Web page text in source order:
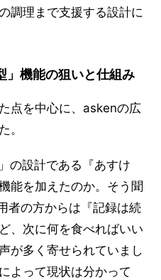
調理まで支援する設計に
」機能の狙いと仕組み
点を中心に、askenの広
。
の設計である『あすけ
能を加えたのか。そう聞
者の方からは『記録は続
、次に何を食べればいい
が多く寄せられていまし
よって現状は分かって